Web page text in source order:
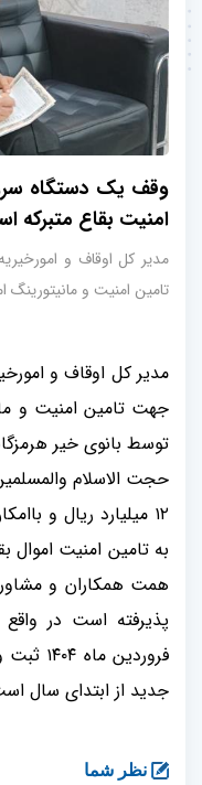
وقف یک دستگاه
امنیت بقاع متبرکه
مدیر کل اوقاف و
تامین امنیت و مانیتورینگ
مدیر کل اوقاف و
جهت تامین امنیت و
توسط بانوی خیر
حجت الاسلام
به تامین امنیت اموال
همت همکاران و
جدید از ابتدای سال
نظر شما